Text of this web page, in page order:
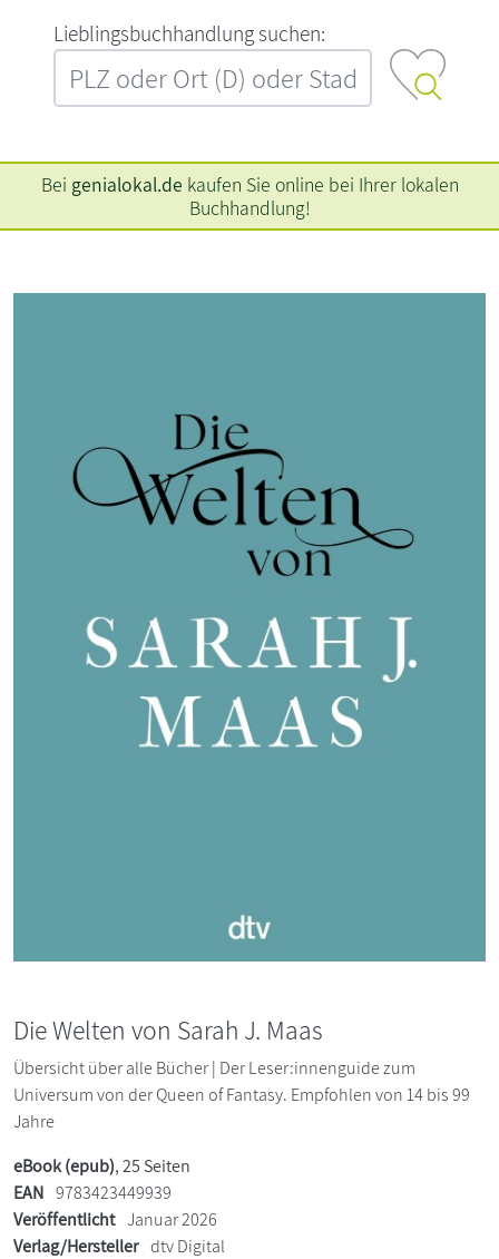
L‍i‍e‍b‍l‍i‍n‍g‍s‍b‍u‍c‍h‍h‍a‍n‍d‍l‍u‍n‍g‍ ‍s‍u‍c‍h‍e‍n‍:‍
Bei genialokal.de kaufen Sie online bei Ihrer lokalen
Buchhandlung!
Die Welten von Sarah J. Maas
Übersicht über alle Bücher | Der Leser:innenguide zum
Universum von der Queen of Fantasy. Empfohlen von 14 bis 99
Jahre
eBook (epub), 25 Seiten
EAN 9783423449939
Veröffentlicht Januar 2026
Verlag/Hersteller dtv Digital